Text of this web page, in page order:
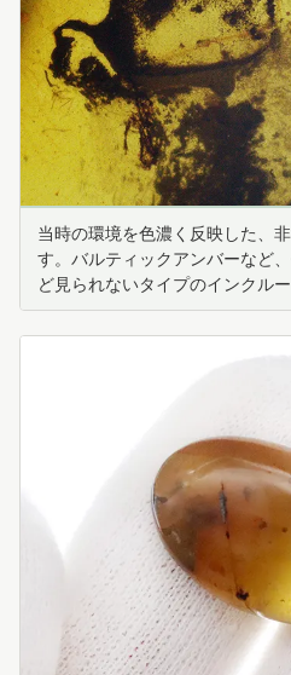
当時の環境を色濃く反映した、
す。バルティックアンバーなど
ど見られないタイプのインクル